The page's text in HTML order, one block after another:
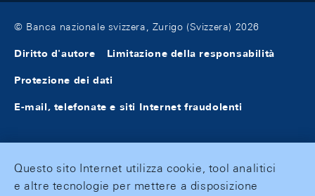
© Banca nazionale svizzera, Zurigo (Svizzera) 2026
Diritto d'autore Limitazione della responsabilità
Protezione dei dati
E-mail, telefonate e siti Internet fraudolenti
Questo sito Internet utilizza cookie, tool analitici
e altre tecnologie per mettere a disposizione